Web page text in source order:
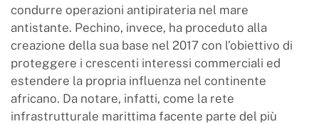
condurre operazioni antipirateria nel mare
antistante. Pechino, invece, ha proceduto alla
creazione della sua base nel 2017 con l’obiettivo di
proteggere i crescenti interessi commerciali ed
estendere la propria influenza nel continente
africano. Da notare, infatti, come la rete
infrastrutturale marittima facente parte del più